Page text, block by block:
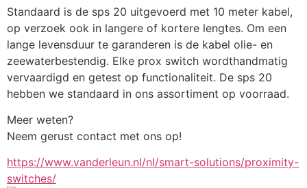
Standaard is de sps 20 uitgevoerd met 10 meter kabel,
op verzoek ook in langere of kortere lengtes. Om een
lange levensduur te garanderen is de kabel olie- en
zeewaterbestendig. Elke prox switch wordthandmatig
vervaardigd en getest op functionaliteit. De sps 20
hebben we standaard in ons assortiment op voorraad.
Meer weten?
Neem gerust contact met ons op!
https://www.vanderleun.nl/nl/smart-solutions/proximity-
switches/